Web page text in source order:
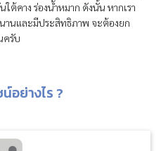
ต้คาง ร่องน้ำหมาก ดังนั้น หากเรา
านและมีประสิทธิภาพ จะต้องยก
ครับ
อย่างไร ?